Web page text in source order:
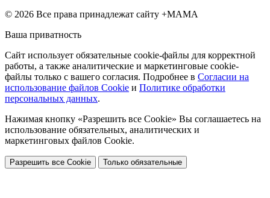
© 2026 Все права принадлежат сайту +МАМА
Ваша приватность
Сайт использует обязательные cookie-файлы для корректной
работы, а также аналитические и маркетинговые cookie-
файлы только с вашего согласия. Подробнее в Согласии на
использование файлов Cookie и Политике обработки
персональных данных.
Нажимая кнопку «Разрешить все Cookie» Вы соглашаетесь на
использование обязательных, аналитических и
маркетинговых файлов Cookie.
Разрешить все Cookie Только обязательные